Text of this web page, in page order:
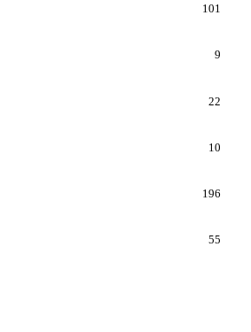
101
9
22
10
196
55